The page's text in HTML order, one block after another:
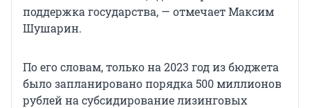
поддержка государства, — отмечает Максим
Шушарин.
По его словам, только на 2023 год из бюджета
было запланировано порядка 500 миллионов
рублей на субсидирование лизинговых